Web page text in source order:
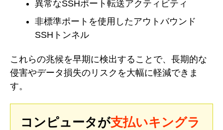
異常なSSHポート転送アクティビティ
非標準ポートを使用したアウトバウンド
SSHトンネル
これらの兆候を早期に検出することで、長期的な
侵害やデータ損失のリスクを大幅に軽減できま
す。
コンピュータが支払いキングラ